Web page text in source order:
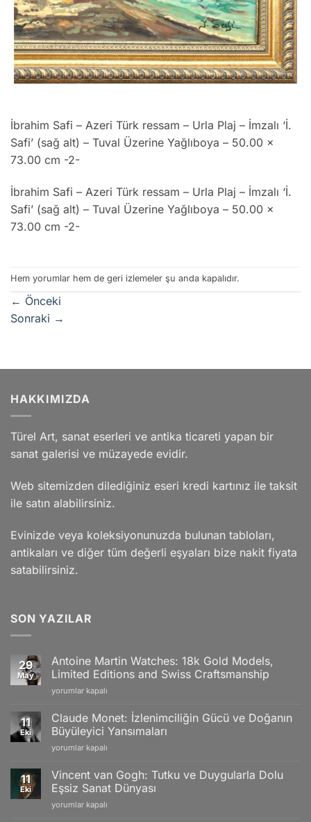
İbrahim Safi – Azeri Türk ressam – Urla Plaj – İmzalı ‘İ.
Safi’ (sağ alt) – Tuval Üzerine Yağlıboya – 50.00 x
73.00 cm -2-
İbrahim Safi – Azeri Türk ressam – Urla Plaj – İmzalı ‘İ.
Safi’ (sağ alt) – Tuval Üzerine Yağlıboya – 50.00 x
73.00 cm -2-
Hem yorumlar hem de geri izlemeler şu anda kapalıdır.
← Önceki
Sonraki →
HAKKIMIZDA
Türel Art, sanat eserleri ve antika ticareti yapan bir
sanat galerisi ve müzayede evidir.
Web sitemizden dilediğiniz eseri kredi kartınız ile taksit
ile satın alabilirsiniz.
Evinizde veya koleksiyonunuzda bulunan tabloları,
antikaları ve diğer tüm değerli eşyaları bize nakit fiyata
satabilirsiniz.
SON YAZILAR
29
May
Antoine Martin Watches: 18k Gold Models,
Limited Editions and Swiss Craftsmanship
Antoine
Watches:
18k
Gold
Models,
Editions
and
Swiss
Craftsmanship
yorumlar kapalı
11
Eki
Claude Monet: İzlenimciliğin Gücü ve Doğanın
Büyüleyici Yansımaları
Claude
İzlenimciliğin
Gücü
ve
Doğanın
yorumlar kapalı
11
Eki
Vincent van Gogh: Tutku ve Duygularla Dolu
Eşsiz Sanat Dünyası
Vincent
yorumlar kapalı